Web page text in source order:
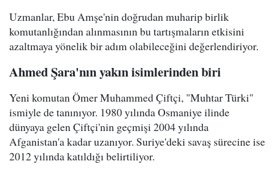
Uzmanlar, Ebu Amşe'nin doğrudan muharip birlik
komutanlığından alınmasının bu tartışmaların etkisini
azaltmaya yönelik bir adım olabileceğini değerlendiriyor.
Ahmed Şara'nın yakın isimlerinden biri
Yeni komutan Ömer Muhammed Çiftçi, "Muhtar Türki"
ismiyle de tanınıyor. 1980 yılında Osmaniye ilinde
dünyaya gelen Çiftçi'nin geçmişi 2004 yılında
Afganistan'a kadar uzanıyor. Suriye'deki savaş sürecine ise
2012 yılında katıldığı belirtiliyor.